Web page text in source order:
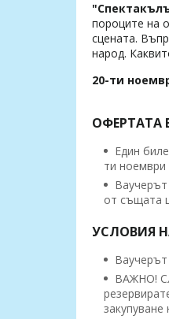
пороците на
сцената.
народ.
20-ти
ОФЕРТАТА
Eдин
ти ноември
от същата
УСЛОВИЯ
Ваучерът
ВАЖНО!
закупуване